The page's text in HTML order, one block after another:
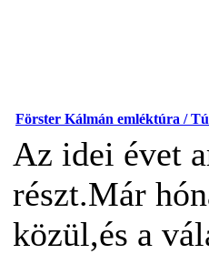
Förster Kálmán emléktúra /
Az idei évet
részt.Már
közül,és a